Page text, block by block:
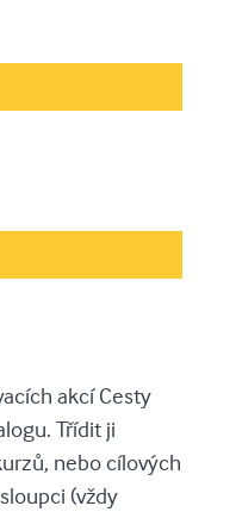
akcí Cesty
Třídit ji
nebo cílových
(vždy